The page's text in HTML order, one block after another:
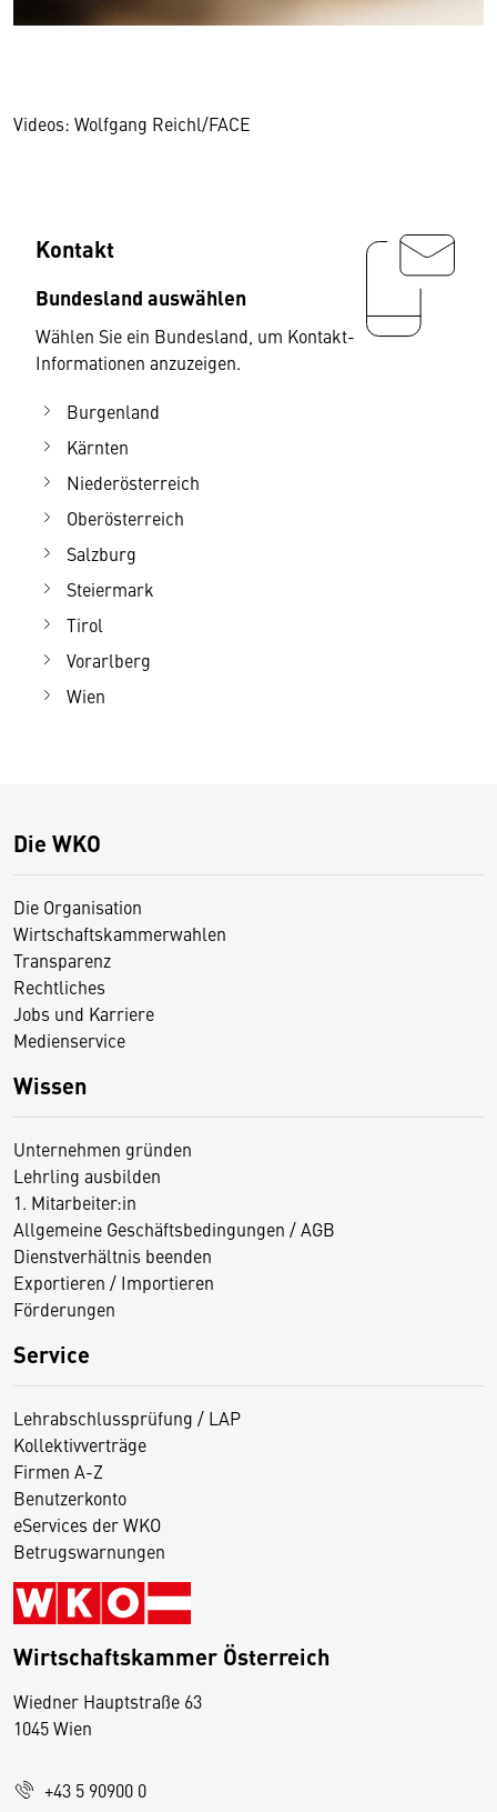
Videos: Wolfgang Reichl/FACE
Kontakt
Bundesland auswählen
Wählen Sie ein Bundesland, um Kontakt-
Informationen anzuzeigen.
Burgenland
Kärnten
Niederösterreich
Oberösterreich
Salzburg
Steiermark
Tirol
Vorarlberg
Wien
Die WKO
Die Organisation
Wirtschaftskammerwahlen
Transparenz
Rechtliches
Jobs und Karriere
Medienservice
Wissen
Unternehmen gründen
Lehrling ausbilden
1. Mitarbeiter:in
Allgemeine Geschäftsbedingungen / AGB
Dienstverhältnis beenden
Exportieren / Importieren
Förderungen
Service
Lehrabschlussprüfung / LAP
Kollektivverträge
Firmen A-Z
Benutzerkonto
eServices der WKO
Betrugswarnungen
Wirtschaftskammer Österreich
Wiedner Hauptstraße 63
1045 Wien
+43 5 90900 0
D
s